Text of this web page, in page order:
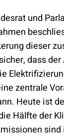
und
dieser
dass
zentrale
Heute ist
Hälfte der